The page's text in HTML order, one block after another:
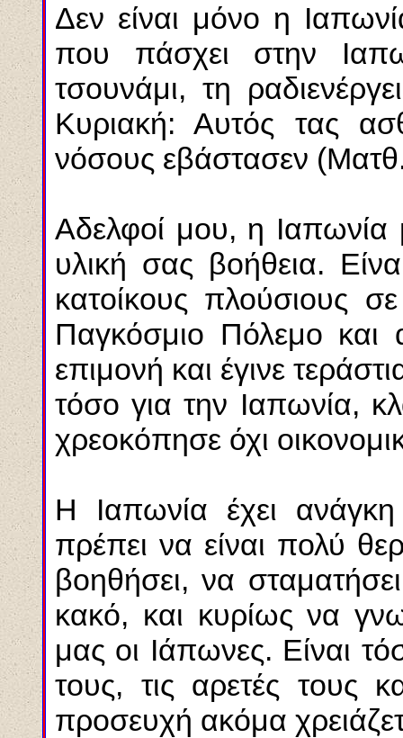
Δεν είναι μόνο η
που πάσχει στην
τσουνάμι, τη
Κυριακή: Αυτός τας
νόσους εβάστασεν
Αδελφοί μου, η Ιαπωνία
υλική σας βοήθεια.
κατοίκους πλούσιους
Παγκόσμιο Πόλεμο και
επιμονή και έγινε
τόσο για την Ιαπωνία,
χρεοκόπησε όχι
Η Ιαπωνία έχει
πρέπει να είναι πολύ
βοηθήσει, να
κακό, και κυρίως να
μας οι Ιάπωνες. Είναι
τους, τις αρετές τους
προσευχή ακόμα